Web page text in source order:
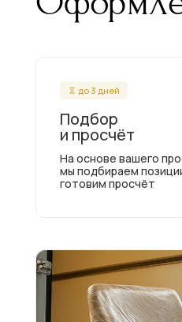
до 3 дней
Подбор
и просчёт
На основе вашего
мы подбираем
готовим просчёт